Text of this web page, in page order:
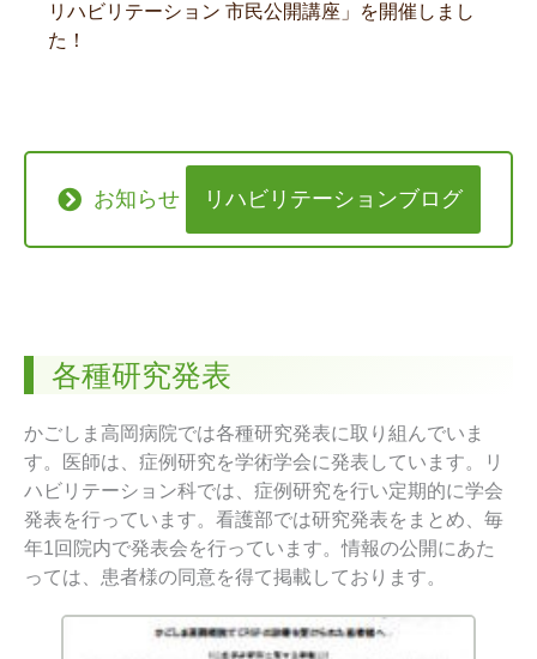
リハビリテーション 市民公開講座」を開催しまし
た！
お知らせ リハビリテーションブログ
各種研究発表
かごしま高岡病院では各種研究発表に取り組んでいま
す。医師は、症例研究を学術学会に発表しています。リ
ハビリテーション科では、症例研究を行い定期的に学会
発表を行っています。看護部では研究発表をまとめ、毎
年1回院内で発表会を行っています。情報の公開にあた
っては、患者様の同意を得て掲載しております。